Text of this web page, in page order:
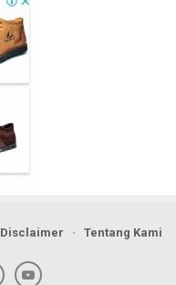
Disclaimer Tentang Kami